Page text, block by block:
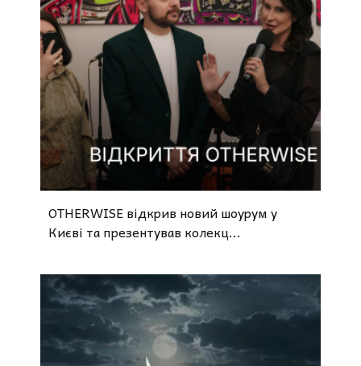
OTHERWISE відкрив новий шоурум у
Києві та презентував колекц...